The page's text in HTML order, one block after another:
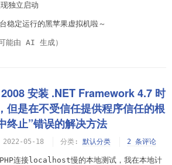
独立启动
稳定运行的黑苹果虚拟机啦～
能由 AI 生成）
安装 .NET Framework 4.7 时
但是在不受信任提供程序信任的根
终止”错误的解决方法
2022-05-18 分类: 默认分类 2 条评论
PHP连接localhost慢的本地测试，我在本地计